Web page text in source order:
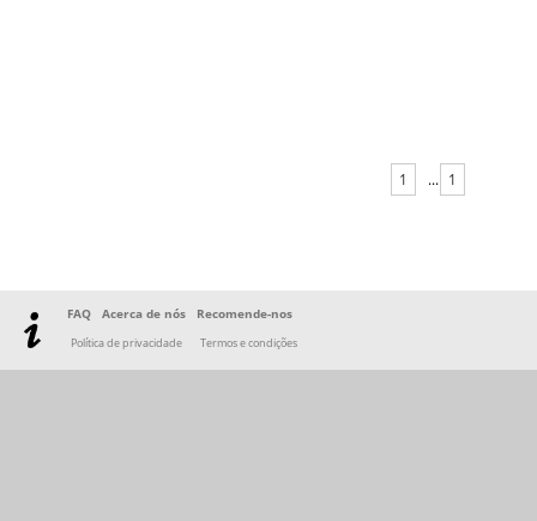
1 ... 1
FAQ Acerca de nós Recomende-nos
Política de privacidade Termos e condições